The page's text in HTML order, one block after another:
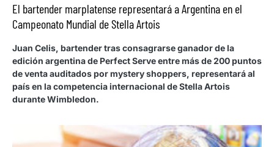
El bartender marplatense representará a Argentina en el
Campeonato Mundial de Stella Artois
Juan Celis, bartender tras consagrarse ganador de la
edición argentina de Perfect Serve entre más de 200 puntos
de venta auditados por mystery shoppers, representará al
país en la competencia internacional de Stella Artois
durante Wimbledon.